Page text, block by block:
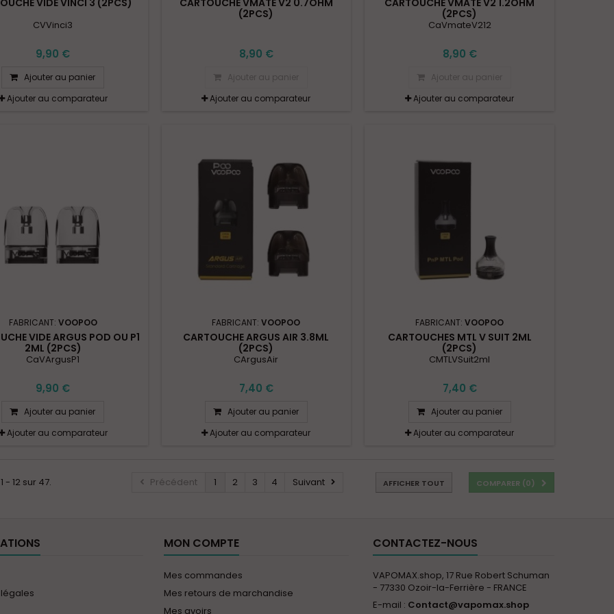
VIDE VINCI 3 (2PCS)
CVVinci3
9,90 €
Ajouter au panier
Ajouter au comparateur
CARTOUCHE VMATE V2 0.7OHM
(2PCS)
8,90 €
Ajouter au panier
Ajouter au comparateur
CARTOUCHE VMATE V2 1.2OHM
(2PCS)
CaVmateV212
8,90 €
Ajouter au panier
Ajouter au comparateur
FABRICANT: VOOPOO
VIDE ARGUS POD OU P1
2ML (2PCS)
CaVArgusP1
9,90 €
Ajouter au panier
Ajouter au comparateur
FABRICANT:VOOPOO
CARTOUCHE ARGUS AIR 3.8ML
(2PCS)
CArgusAir
7,40 €
Ajouter au panier
Ajouter au comparateur
FABRICANT:VOOPOO
CARTOUCHES MTL V SUIT 2ML
(2PCS)
CMTLVSuit2ml
7,40 €
Ajouter au panier
Ajouter au comparateur
COMPARER (0)
Précédent 1 2 3 4 Suivant AFFICHER TOUT
- 12 sur 47.
MON COMPTE
Mes commandes
Mes retours de marchandise
Mes avoirs
CONTACTEZ-NOUS
VAPOMAX.shop, 17 Rue Robert Schuman
- 77330 Ozoir-la-Ferrière - FRANCE
E-mail : Contact@vapomax.shop